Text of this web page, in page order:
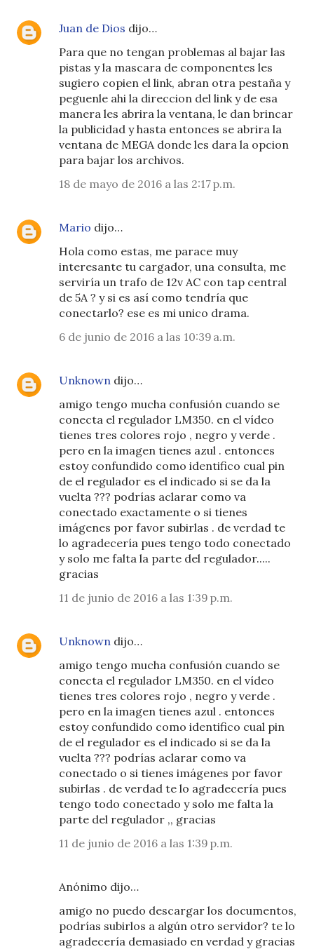
Juan de Dios dijo…
Para que no tengan problemas al bajar las
pistas y la mascara de componentes les
sugiero copien el link, abran otra pestaña y
peguenle ahi la direccion del link y de esa
manera les abrira la ventana, le dan brincar
la publicidad y hasta entonces se abrira la
ventana de MEGA donde les dara la opcion
para bajar los archivos.
18 de mayo de 2016 a las 2:17 p.m.
Mario dijo…
Hola como estas, me parace muy
interesante tu cargador, una consulta, me
serviría un trafo de 12v AC con tap central
de 5A ? y si es así como tendría que
conectarlo? ese es mi unico drama.
6 de junio de 2016 a las 10:39 a.m.
Unknown dijo…
amigo tengo mucha confusión cuando se
conecta el regulador LM350. en el vídeo
tienes tres colores rojo , negro y verde .
pero en la imagen tienes azul . entonces
estoy confundido como identifico cual pin
de el regulador es el indicado si se da la
vuelta ??? podrías aclarar como va
conectado exactamente o si tienes
imágenes por favor subirlas . de verdad te
lo agradecería pues tengo todo conectado
y solo me falta la parte del regulador.....
gracias
11 de junio de 2016 a las 1:39 p.m.
Unknown dijo…
amigo tengo mucha confusión cuando se
conecta el regulador LM350. en el vídeo
tienes tres colores rojo , negro y verde .
pero en la imagen tienes azul . entonces
estoy confundido como identifico cual pin
de el regulador es el indicado si se da la
vuelta ??? podrías aclarar como va
conectado o si tienes imágenes por favor
subirlas . de verdad te lo agradecería pues
tengo todo conectado y solo me falta la
parte del regulador ,, gracias
11 de junio de 2016 a las 1:39 p.m.
Anónimo dijo…
amigo no puedo descargar los documentos,
podrías subirlos a algún otro servidor? te lo
agradecería demasiado en verdad y gracias